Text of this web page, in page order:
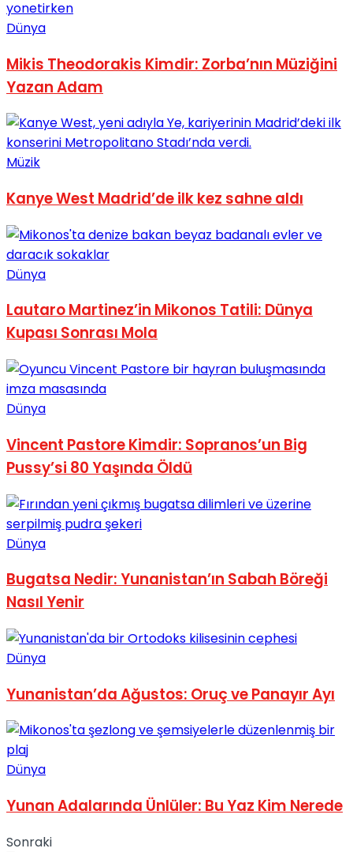
Dünya
Mikis Theodorakis Kimdir: Zorba’nın Müziğini
Yazan Adam
Müzik
Kanye West Madrid’de ilk kez sahne aldı
Dünya
Lautaro Martinez’in Mikonos Tatili: Dünya
Kupası Sonrası Mola
Dünya
Vincent Pastore Kimdir: Sopranos’un Big
Pussy’si 80 Yaşında Öldü
Dünya
Bugatsa Nedir: Yunanistan’ın Sabah Böreği
Nasıl Yenir
Dünya
Yunanistan’da Ağustos: Oruç ve Panayır Ayı
Dünya
Yunan Adalarında Ünlüler: Bu Yaz Kim Nerede
Sonraki